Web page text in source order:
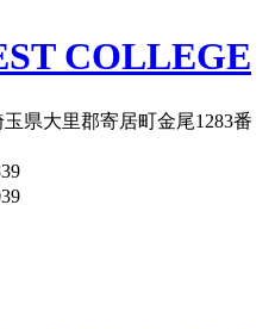
COLLEGE
県大里郡寄居町金尾1283番